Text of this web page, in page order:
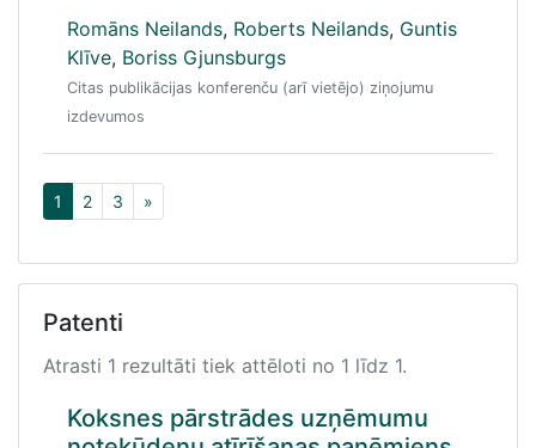
Romāns Neilands, Roberts Neilands, Guntis
Klīve, Boriss Gjunsburgs
Citas publikācijas konferenču (arī vietējo) ziņojumu
izdevumos
1 2 3 »
Patenti
Atrasti 1 rezultāti tiek attēloti no 1 līdz 1.
Koksnes pārstrādes uzņēmumu